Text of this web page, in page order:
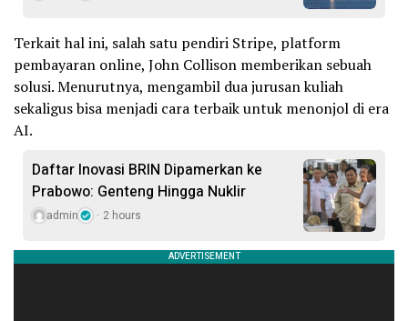
Terkait hal ini, salah satu pendiri Stripe, platform
pembayaran online, John Collison memberikan sebuah
solusi. Menurutnya, mengambil dua jurusan kuliah
sekaligus bisa menjadi cara terbaik untuk menonjol di era
AI.
Daftar Inovasi BRIN Dipamerkan ke
Prabowo: Genteng Hingga Nuklir
admin 2 hours